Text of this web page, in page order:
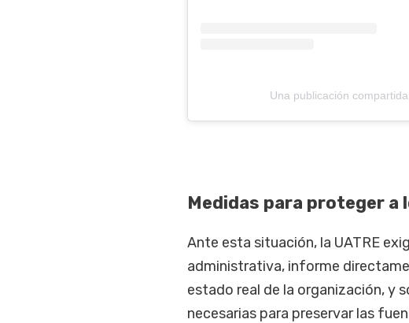
Una publicación
Medidas para proteger a
Ante esta situación, la UATRE
administrativa, informe
estado real de la organización, y
necesarias para preservar las